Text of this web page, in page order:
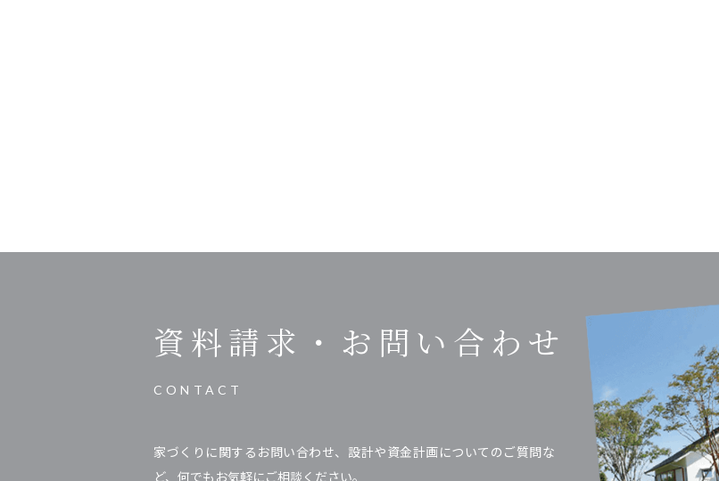
資料請求・ お問い合わせ
CONTACT
家づくりに関するお問い合わせ、設計や資金計画についてのご質問な
ど、何でもお気軽にご相談ください。